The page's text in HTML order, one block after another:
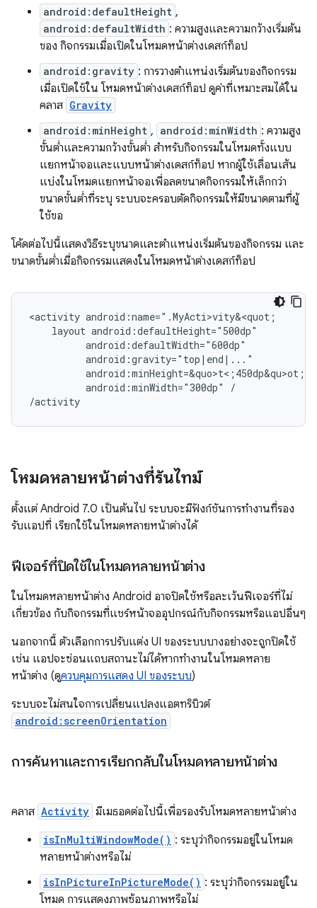
android:defaultHeight ,
android:defaultWidth : ความสูงและความกว้างเริ่มต้น
ของ กิจกรรมเมื่อเปิดในโหมดหน้าต่างเดสก์ท็อป
android:gravity : การวางตำแหน่งเริ่มต้นของกิจกรรม
เมื่อเปิดใช้ใน โหมดหน้าต่างเดสก์ท็อป ดูค่าที่เหมาะสมได้ใน
คลาส Gravity
android:minHeight , android:minWidth : ความสูง
ขั้นต่ำและความกว้างขั้นต่ำ สำหรับกิจกรรมในโหมดทั้งแบบ
แยกหน้าจอและแบบหน้าต่างเดสก์ท็อป หากผู้ใช้เลื่อนเส้น
แบ่งในโหมดแยกหน้าจอเพื่อลดขนาดกิจกรรมให้เล็กกว่า
ขนาดขั้นต่ำที่ระบุ ระบบจะครอบตัดกิจกรรมให้มีขนาดตามที่ผู้
ใช้ขอ
โค้ดต่อไปนี้แสดงวิธีระบุขนาดและตำแหน่งเริ่มต้นของกิจกรรม และ
ขนาดขั้นต่ำเมื่อกิจกรรมแสดงในโหมดหน้าต่างเดสก์ท็อป
<activity
layout
android:minHeight=&quo>t<;450dp&qu>o
android:minWidth="300dp"
/
โหมดหลายหน้าต่างที่รันไทม์
ตั้งแต่ Android 7.0 เป็นต้นไป ระบบจะมีฟังก์ชันการทำงานที่รอง
รับแอปที่ เรียกใช้ในโหมดหลายหน้าต่างได้
ฟีเจอร์ที่ปิดใช้ในโหมดหลายหน้าต่าง
ในโหมดหลายหน้าต่าง Android อาจปิดใช้หรือละเว้นฟีเจอร์ที่ไม่
เกี่ยวข้อง กับกิจกรรมที่แชร์หน้าจออุปกรณ์กับกิจกรรมหรือแอปอื่นๆ
นอกจากนี้ ตัวเลือกการปรับแต่ง UI ของระบบบางอย่างจะถูกปิดใช้
เช่น แอปจะซ่อนแถบสถานะไม่ได้หากทำงานในโหมดหลาย
หน้าต่าง (ดูควบคุมการแสดง UI ของระบบ)
ระบบจะไม่สนใจการเปลี่ยนแปลงแอตทริบิวต์
android:screenOrientation
การค้นหาและการเรียกกลับในโหมดหลายหน้าต่าง
คลาส Activity มีเมธอดต่อไปนี้เพื่อรองรับโหมดหลายหน้าต่าง
isInMultiWindowMode() : ระบุว่ากิจกรรมอยู่ในโหมด
หลายหน้าต่างหรือไม่
isInPictureInPictureMode() : ระบุว่ากิจกรรมอยู่ใน
โหมด การแสดงภาพซ้อนภาพหรือไม่